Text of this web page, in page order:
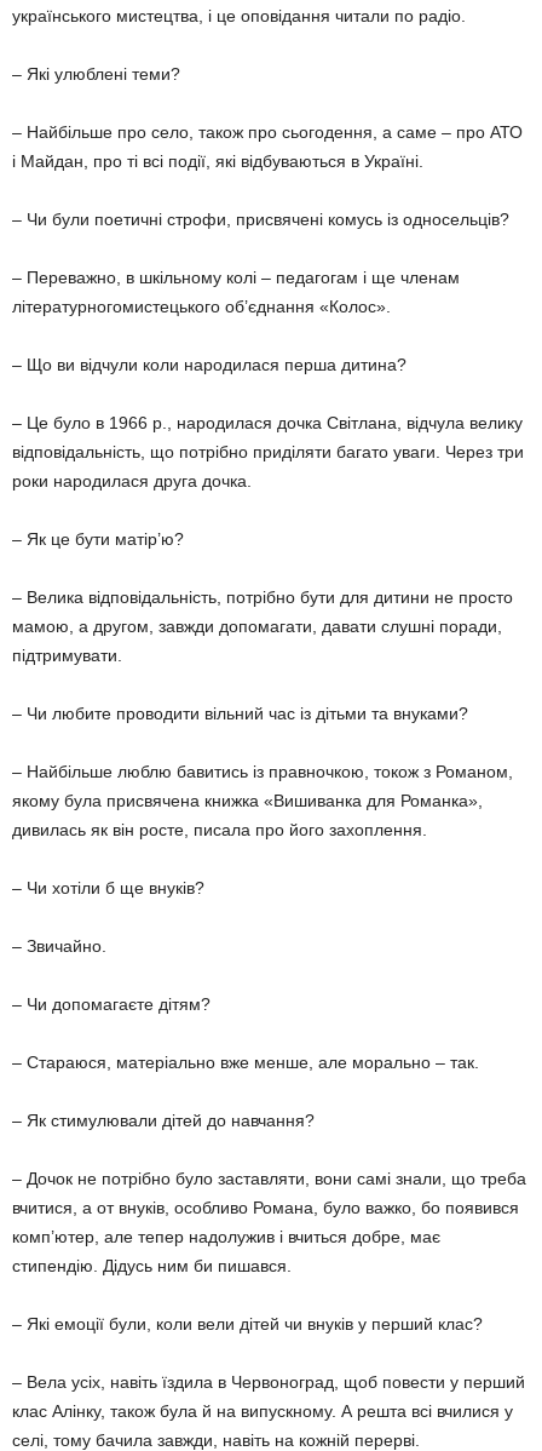
українського мистецтва, і це оповідання читали по радіо.
– Які улюблені теми?
– Найбільше про село, також про сьогодення, а саме – про АТО
і Майдан, про ті всі події, які відбуваються в Україні.
– Чи були поетичні строфи, присвячені комусь із односельців?
– Переважно, в шкільному колі – педагогам і ще членам
літературногомистецького об’єднання «Колос».
– Що ви відчули коли народилася перша дитина?
– Це було в 1966 р., народилася дочка Світлана, відчула велику
відповідальність, що потрібно приділяти багато уваги. Через три
роки народилася друга дочка.
– Як це бути матір’ю?
– Велика відповідальність, потрібно бути для дитини не просто
мамою, а другом, завжди допомагати, давати слушні поради,
підтримувати.
– Чи любите проводити вільний час із дітьми та внуками?
– Найбільше люблю бавитись із правночкою, токож з Романом,
якому була присвячена книжка «Вишиванка для Романка»,
дивилась як він росте, писала про його захоплення.
– Чи хотіли б ще внуків?
– Звичайно.
– Чи допомагаєте дітям?
– Стараюся, матеріально вже менше, але морально – так.
– Як стимулювали дітей до навчання?
– Дочок не потрібно було заставляти, вони самі знали, що треба
вчитися, а от внуків, особливо Романа, було важко, бо появився
комп’ютер, але тепер надолужив і вчиться добре, має
стипендію. Дідусь ним би пишався.
– Які емоції були, коли вели дітей чи внуків у перший клас?
– Вела усіх, навіть їздила в Червоноград, щоб повести у перший
клас Алінку, також була й на випускному. А решта всі вчилися у
селі, тому бачила завжди, навіть на кожній перерві.